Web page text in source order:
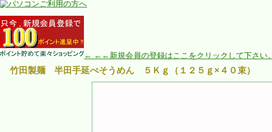
← ←←新規会員の登録はここをクリックして下さい。
竹田製麺 半田手延べそうめん ５Ｋｇ（１２５ｇ×４０束）